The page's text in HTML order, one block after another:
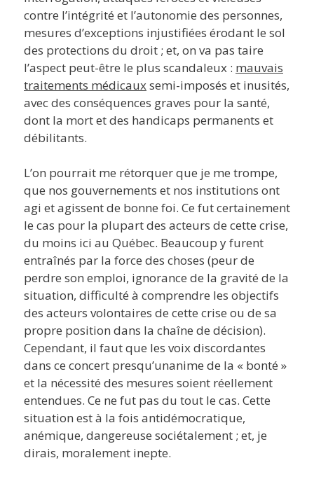
contre l’intégrité et l’autonomie des personnes,
mesures d’exceptions injustifiées érodant le sol
des protections du droit ; et, on va pas taire
l’aspect peut-être le plus scandaleux : mauvais
traitements médicauxsemi-imposés et inusités,
avec des conséquences graves pour la santé,
dont la mort et des handicaps permanents et
débilitants.
L’on pourrait me rétorquer que je me trompe,
que nos gouvernements et nos institutions ont
agi et agissent de bonne foi. Ce fut certainement
le cas pour la plupart des acteurs de cette crise,
du moins ici au Québec. Beaucoup y furent
entraînés par la force des choses (peur de
perdre son emploi, ignorance de la gravité de la
situation, difficulté à comprendre les objectifs
des acteurs volontaires de cette crise ou de sa
propre position dans la chaîne de décision).
Cependant, il faut que les voix discordantes
dans ce concert presqu’unanime de la « bonté »
et la nécessité des mesures soient réellement
entendues. Ce ne fut pas du tout le cas. Cette
situation est à la fois antidémocratique,
anémique, dangereuse sociétalement ; et, je
dirais, moralement inepte.